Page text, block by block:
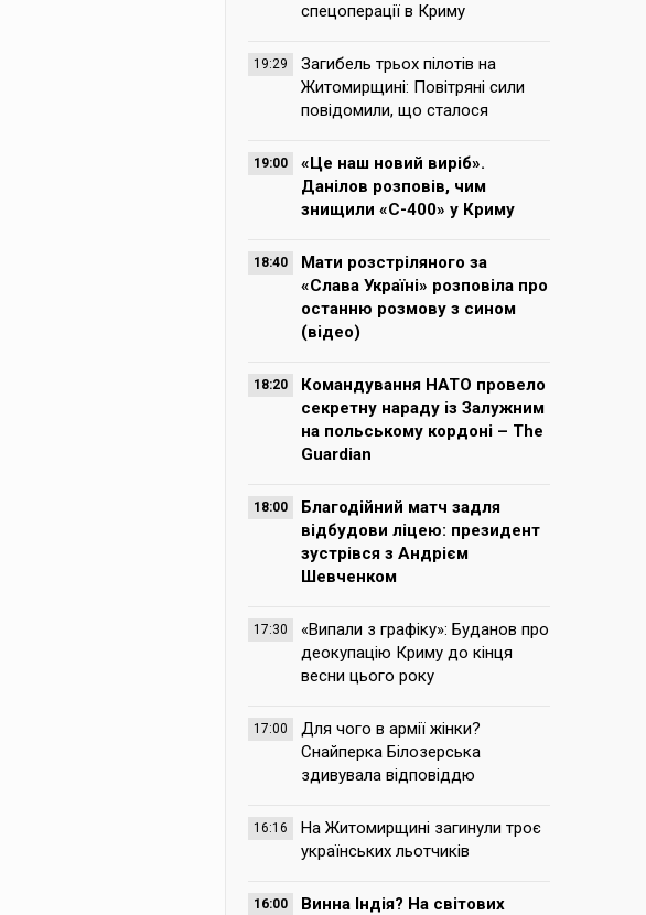
спецоперації в Криму
19:29
Загибель трьох пілотів на
Житомирщині: Повітряні сили
повідомили, що сталося
19:00
«Це наш новий виріб».
Данілов розповів, чим
знищили «С-400» у Криму
18:40
Мати розстріляного за
«Слава Україні» розповіла про
останню розмову з сином
(відео)
18:20
Командування НАТО провело
секретну нараду із Залужним
на польському кордоні – The
Guardian
18:00
Благодійний матч задля
відбудови ліцею: президент
зустрівся з Андрієм
Шевченком
17:30
«Випали з графіку»: Буданов про
деокупацію Криму до кінця
весни цього року
17:00
Для чого в армії жінки?
Снайперка Білозерська
здивувала відповіддю
16:16
На Житомирщині загинули троє
українських льотчиків
16:00
Винна Індія? На світових